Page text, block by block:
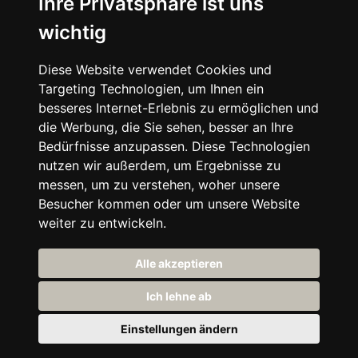
wichtig
Diese Website verwendet Cookies und
Targeting Technologien, um Ihnen ein
besseres Internet-Erlebnis zu ermöglichen und
die Werbung, die Sie sehen, besser an Ihre
Bedürfnisse anzupassen. Diese Technologien
nutzen wir außerdem, um Ergebnisse zu
messen, um zu verstehen, woher unsere
Besucher kommen oder um unsere Website
weiter zu entwickeln.
Alle akzeptieren
Ich lehne ab
Einstellungen ändern
TEAM PREISE
OFFENE STELLEN
PARTNERINNEN
IMPRESSUM